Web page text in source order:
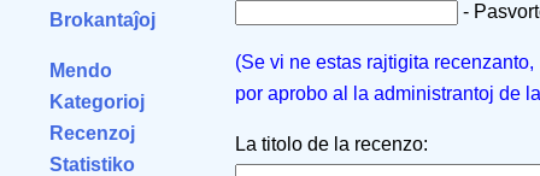
Brokantaĵoj
Mendo
Kategorioj
Recenzoj
Statistiko
-
(Se vi ne estas rajtigita
por aprobo al la administrantoj de
La titolo de la recenzo: